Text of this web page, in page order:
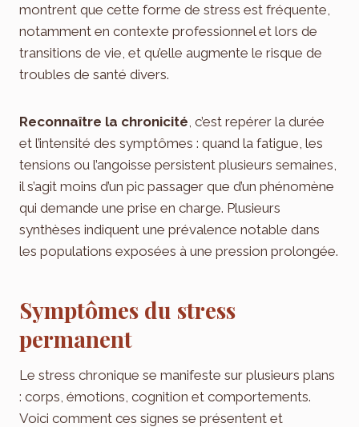
montrent que cette forme de stress est fréquente,
notamment en contexte professionnel et lors de
transitions de vie, et qu’elle augmente le risque de
troubles de santé divers.
Reconnaître la chronicité , c’est repérer la durée
et l’intensité des symptômes : quand la fatigue, les
tensions ou l’angoisse persistent plusieurs semaines,
il s’agit moins d’un pic passager que d’un phénomène
qui demande une prise en charge. Plusieurs
synthèses indiquent une prévalence notable dans
les populations exposées à une pression prolongée.
Symptômes du stress
permanent
Le stress chronique se manifeste sur plusieurs plans
: corps, émotions, cognition et comportements.
Voici comment ces signes se présentent et